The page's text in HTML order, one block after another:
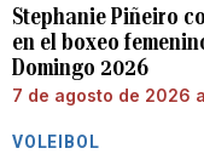
Stephanie Piñeiro
en el boxeo
Domingo 2026
7 de agosto de 2026
VOLEIBOL